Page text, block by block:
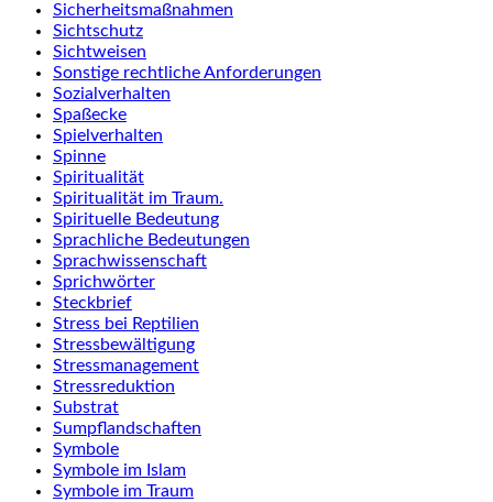
Sicherheitsmaßnahmen
Sichtschutz
Sichtweisen
Sonstige rechtliche Anforderungen
Sozialverhalten
Spaßecke
Spielverhalten
Spinne
Spiritualität
Spiritualität im Traum.
Spirituelle Bedeutung
Sprachliche Bedeutungen
Sprachwissenschaft
Sprichwörter
Steckbrief
Stress bei Reptilien
Stressbewältigung
Stressmanagement
Stressreduktion
Substrat
Sumpflandschaften
Symbole
Symbole im Islam
Symbole im Traum